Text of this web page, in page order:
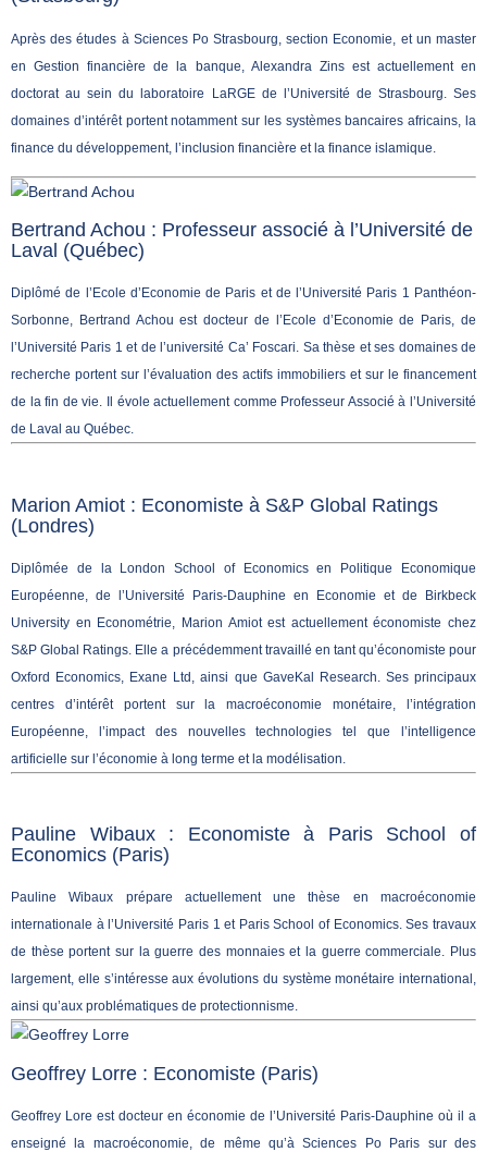
Après des études à Sciences Po Strasbourg, section Economie, et un master
en Gestion financière de la banque, Alexandra Zins est actuellement en
doctorat au sein du laboratoire LaRGE de l’Université de Strasbourg. Ses
domaines d’intérêt portent notamment sur les systèmes bancaires africains, la
finance du développement, l’inclusion financière et la finance islamique.
Bertrand Achou : Professeur associé à l’Université de
Laval (Québec)
Diplômé de l’Ecole d’Economie de Paris et de l’Université Paris 1 Panthéon-
Sorbonne, Bertrand Achou est docteur de l’Ecole d’Economie de Paris, de
l’Université Paris 1 et de l’université Ca’ Foscari. Sa thèse et ses domaines de
recherche portent sur l’évaluation des actifs immobiliers et sur le financement
de la fin de vie. Il évole actuellement comme Professeur Associé à l’Université
de Laval au Québec.
Marion Amiot : Economiste à S&P Global Ratings
(Londres)
Diplômée de la London School of Economics en Politique Economique
Européenne, de l’Université Paris-Dauphine en Economie et de Birkbeck
University en Econométrie, Marion Amiot est actuellement économiste chez
S&P Global Ratings. Elle a précédemment travaillé en tant qu’économiste pour
Oxford Economics, Exane Ltd, ainsi que GaveKal Research. Ses principaux
centres d’intérêt portent sur la macroéconomie monétaire, l’intégration
Européenne, l’impact des nouvelles technologies tel que l’intelligence
artificielle sur l’économie à long terme et la modélisation.
Pauline Wibaux : Economiste à Paris School of
Economics (Paris)
Pauline Wibaux prépare actuellement une thèse en macroéconomie
internationale à l’Université Paris 1 et Paris School of Economics. Ses travaux
de thèse portent sur la guerre des monnaies et la guerre commerciale. Plus
largement, elle s’intéresse aux évolutions du système monétaire international,
ainsi qu’aux problématiques de protectionnisme.
Geoffrey Lorre : Economiste (Paris)
Geoffrey Lore est docteur en économie de l’Université Paris-Dauphine où il a
enseigné la macroéconomie, de même qu’à Sciences Po Paris sur des